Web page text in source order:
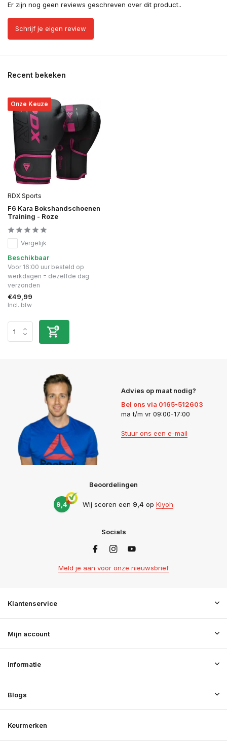
Er zijn nog geen reviews geschreven over dit product..
Schrijf je eigen review
Recent bekeken
Onze Keuze
RDX Sports
F6 Kara Bokshandschoenen
Training - Roze
Vergelijk
Beschikbaar
Voor 16:00 uur besteld op
werkdagen = dezelfde dag
verzonden
€49,99
Incl. btw
Advies op maat nodig?
Bel ons via 0165-512603
ma t/m vr 09:00-17:00
Stuur ons een e-mail
Beoordelingen
9,4 Wij scoren een 9,4 op Kiyoh
Socials
Meld je aan voor onze nieuwsbrief
Klantenservice
Mijn account
Informatie
Blogs
Keurmerken